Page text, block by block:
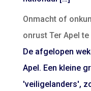
Onmacht of
onrust Ter Apel
De afgelopen
Apel. Een kleine
'veiligelanders',